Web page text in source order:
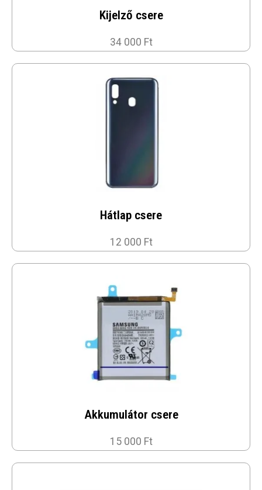
Kijelző csere
34 000 Ft
Hátlap csere
12 000 Ft
Akkumulátor csere
15 000 Ft